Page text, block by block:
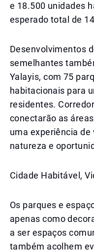
e 18.500 unidades
esperado total de
Desenvolvimentos
semelhantes
Yalayis, com 75
habitacionais para
residentes.
conectarão as
uma experiência
natureza e
Cidade Habitável,
Os parques e
apenas como
a ser espaços
também acolhem